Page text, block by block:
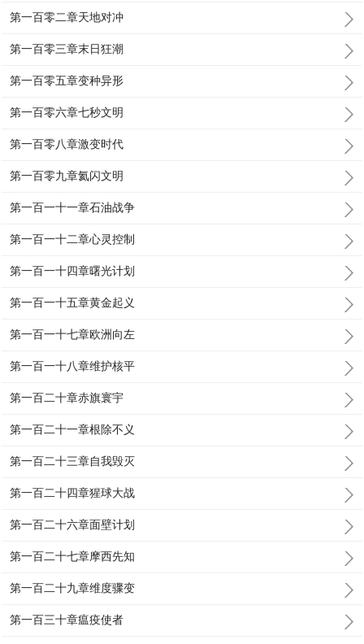
第一百零二章天地对冲
第一百零三章末日狂潮
第一百零五章变种异形
第一百零六章七秒文明
第一百零八章激变时代
第一百零九章氦闪文明
第一百一十一章石油战争
第一百一十二章心灵控制
第一百一十四章曙光计划
第一百一十五章黄金起义
第一百一十七章欧洲向左
第一百一十八章维护核平
第一百二十章赤旗寰宇
第一百二十一章根除不义
第一百二十三章自我毁灭
第一百二十四章猩球大战
第一百二十六章面壁计划
第一百二十七章摩西先知
第一百二十九章维度骤变
第一百三十章瘟疫使者